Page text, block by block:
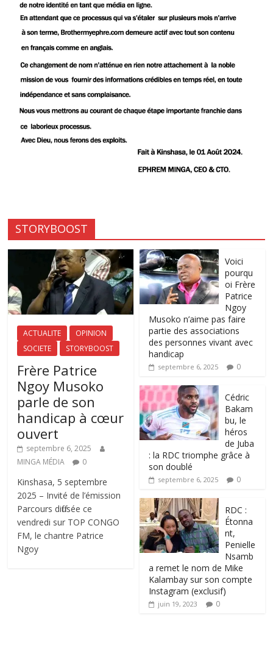
STORYBOOST
ACTUALITE
OPINION
SOCIETE
STORYBOOST
Frère Patrice
Ngoy Musoko
parle de son
handicap à cœur
ouvert
septembre 6, 2025
MINGA MÉDIA
0
Kinshasa, 5 septembre
2025 – Invité de l’émission
Parcours diffusée ce
vendredi sur TOP CONGO
FM, le chantre Patrice
Ngoy
Voici
pourqu
oi Frère
Patrice
Ngoy
Musoko n’aime pas faire
partie des associations
des personnes vivant avec
handicap
septembre 6, 2025 0
‎Cédric
Bakam
bu, le
héros
de Juba
: la RDC triomphe grâce à
son doublé
septembre 6, 2025 0
RDC :
Étonna
nt,
Penielle
Nsamb
a remet le nom de Mike
Kalambay sur son compte
Instagram (exclusif)
juin 19, 2023 0